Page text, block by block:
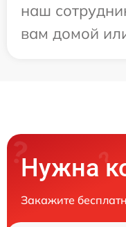
наш
вам домой
Нужна
Закажите